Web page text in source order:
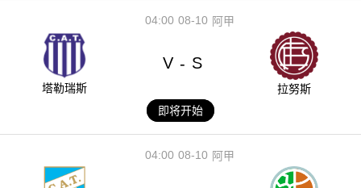
08-10
04:00 阿甲
塔勒瑞斯
V - S
拉努斯
即将开始
08-10
04:00 阿甲